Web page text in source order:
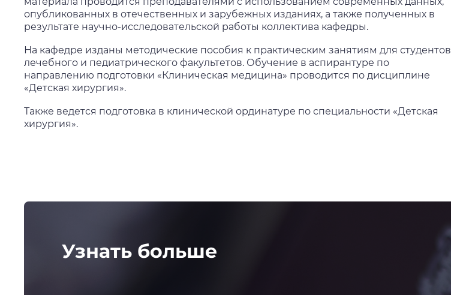
опубликованных в отечественных и зарубежных изданиях, а также полученных в
результате научно-исследовательской работы коллектива кафедры.
На кафедре изданы методические пособия к практическим занятиям для студентов
лечебного и педиатрического факультетов. Обучение в аспирантуре по
направлению подготовки «Клиническая медицина» проводится по дисциплине
«Детская хирургия».
Также ведется подготовка в клинической ординатуре по специальности «Детская
хирургия».
Узнать больше